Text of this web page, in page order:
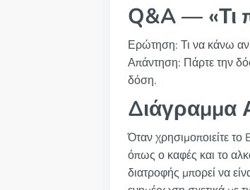
Q&A — «Τι
Ερώτηση: Τι να κάνω
Απάντηση: Πάρτε την
δόση.
Διάγραμμα
Όταν χρησιμοποιείτε το
όπως ο καφές και το
διατροφής μπορεί να